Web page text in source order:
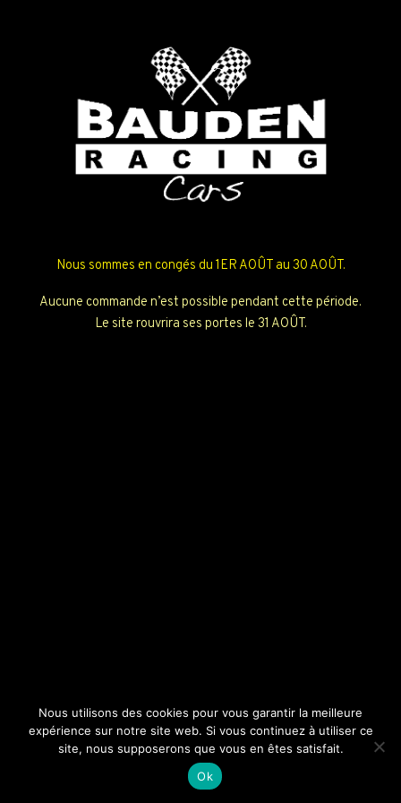
Nous sommes en congés du 1ER AOÛT au 30 AOÛT.
Aucune commande n’est possible pendant cette période.
Le site rouvrira ses portes le 31 AOÛT.
Nous utilisons des cookies pour vous garantir la meilleure
expérience sur notre site web. Si vous continuez à utiliser ce
site, nous supposerons que vous en êtes satisfait.
Ok